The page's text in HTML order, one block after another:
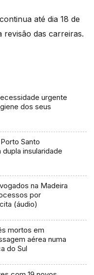
até dia 18 de
revisão das carreiras.
urgente
dos seus
Santo
insularidade
na Madeira
por
(áudio)
mortos em
aérea numa
do Sul